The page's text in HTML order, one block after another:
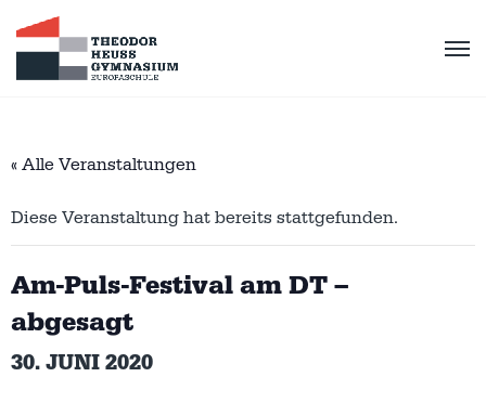
« Alle Veranstaltungen
Diese Veranstaltung hat bereits stattgefunden.
Am-Puls-Festival am DT –
abgesagt
30. JUNI 2020